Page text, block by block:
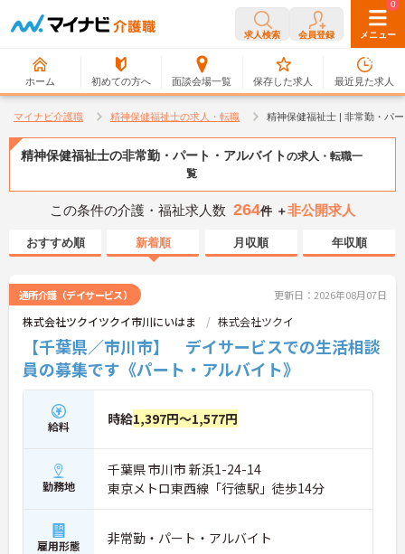
求人検索 会員登録 メニュー
ホーム 初めての方へ 面談会場一覧
0
保存した求人
0
最近見た求人
マイナビ介護職 精神保健福祉士の求人・転職 精神保健福祉士 | 非常勤・パ
精神保健福祉士の非常勤・パート・アルバイトの求人・転職一
覧
この条件の介護・福祉求人数 264件 ＋非公開求人
おすすめ順 新着順 月収順 年収順
通所介護（デイサービス） 更新日：2026年08月07日
株式会社ツクイツクイ市川にいはま 株式会社ツクイ
【千葉県／市川市】 デイサービスでの生活相談
員の募集です《パート・アルバイト》
給料 時給1,397円～1,577円
勤務地
千葉県 市川市 新浜1-24-14
東京メトロ東西線「行徳駅」徒歩14分
雇用形態 非常勤・パート・アルバイト